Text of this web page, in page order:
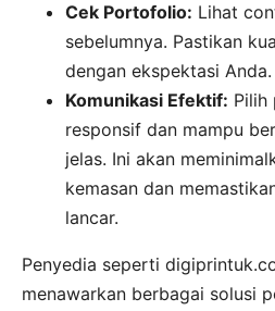
Cek Portofolio: Lihat
sebelumnya. Pastikan
dengan ekspektasi Anda.
Komunikasi Efektif: Pilih
responsif dan mampu
jelas. Ini akan
kemasan dan
lancar.
Penyedia seperti
menawarkan berbagai solusi